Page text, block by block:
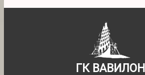
ГК ВАВИЛОН